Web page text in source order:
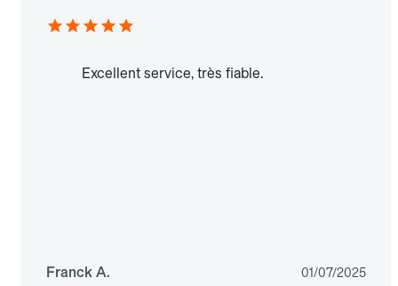
Excellent service, très fiable.
Franck A. 01/07/2025